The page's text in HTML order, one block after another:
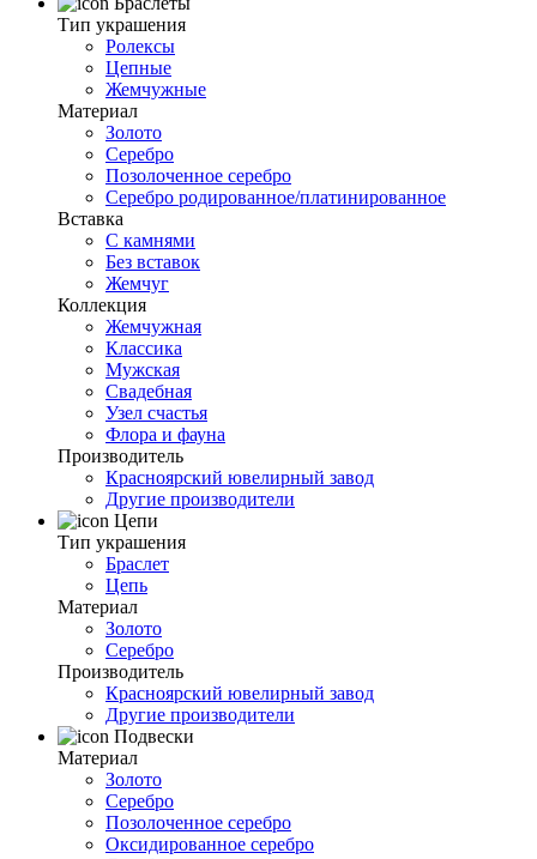
Тип украшения
Ролексы
Цепные
Жемчужные
Материал
Золото
Серебро
Позолоченное серебро
Серебро родированное/платинированное
Вставка
С камнями
Без вставок
Жемчуг
Коллекция
Жемчужная
Классика
Мужская
Свадебная
Узел счастья
Флора и фауна
Производитель
Красноярский ювелирный завод
Другие производители
Цепи
Тип украшения
Браслет
Цепь
Материал
Золото
Серебро
Производитель
Красноярский ювелирный завод
Другие производители
Подвески
Материал
Золото
Серебро
Позолоченное серебро
Оксидированное серебро